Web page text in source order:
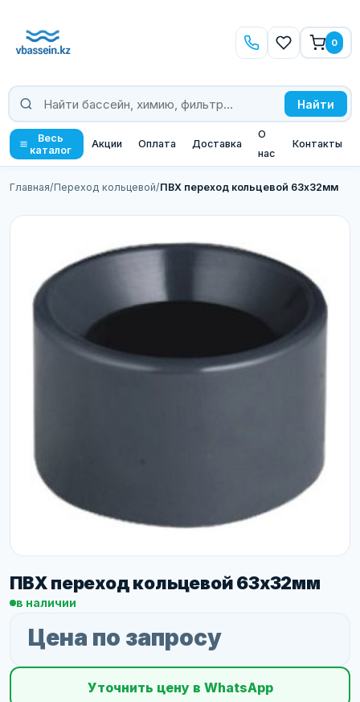
Найти
0
Весь
каталог
Акции Оплата Доставка
О
нас
Контакты
Главная/Переход кольцевой/ПВХ переход кольцевой 63х32мм
ПВХ переход кольцевой 63х32мм
в наличии
Цена по запросу
Уточнить цену в WhatsApp